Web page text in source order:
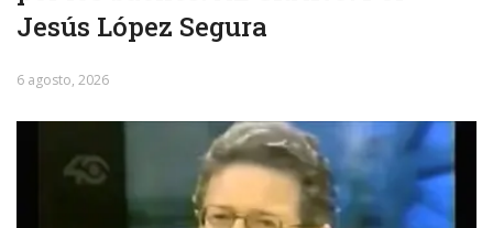
Jesús López Segura
6 agosto, 2026